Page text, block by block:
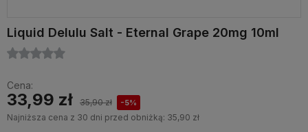
Liquid Delulu Salt - Eternal Grape 20mg 10ml
Cena:
33,99 zł 35,90 zł -5%
Najniższa cena z 30 dni przed obniżką: 35,90 zł